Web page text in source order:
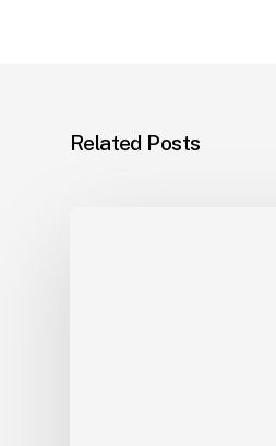
Related Posts